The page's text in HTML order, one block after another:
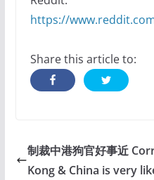
https://
Share this article to:
制裁中港狗官好事近
Kong & China is very